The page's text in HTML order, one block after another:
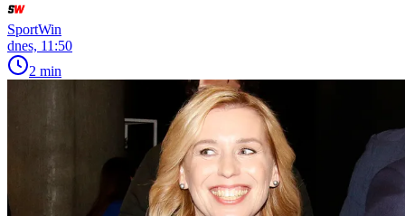
SportWin
dnes, 11:50
2 min